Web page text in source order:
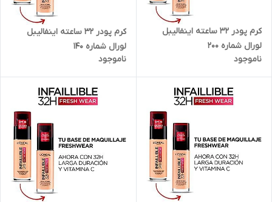
کرم پودر 32 ساعته اینفالیبل
لورال شماره 200
ناموجود
کرم پودر 32 ساعته اینفالیبل
لورال شماره 140
ناموجود